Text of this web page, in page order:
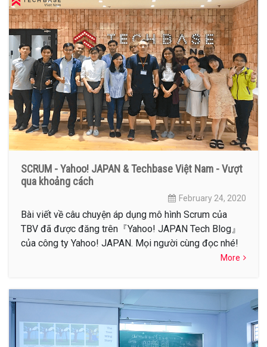
SCRUM - Yahoo! JAPAN & Techbase Việt Nam - Vượt
qua khoảng cách
February 24, 2020
Bài viết về câu chuyện áp dụng mô hình Scrum của
TBV đã được đăng trên『Yahoo! JAPAN Tech Blog』
của công ty Yahoo! JAPAN. Mọi người cùng đọc nhé!
More